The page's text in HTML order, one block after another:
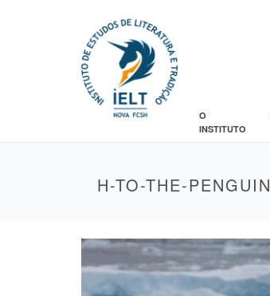
O
INSTITUTO
H-TO-THE-PENGUIN